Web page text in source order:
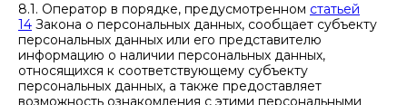
8.1. Оператор в порядке, предусмотренном статьей
14 Закона о персональных данных, сообщает субъекту
персональных данных или его представителю
информацию о наличии персональных данных,
относящихся к соответствующему субъекту
персональных данных, а также предоставляет
возможность ознакомления с этими персональными